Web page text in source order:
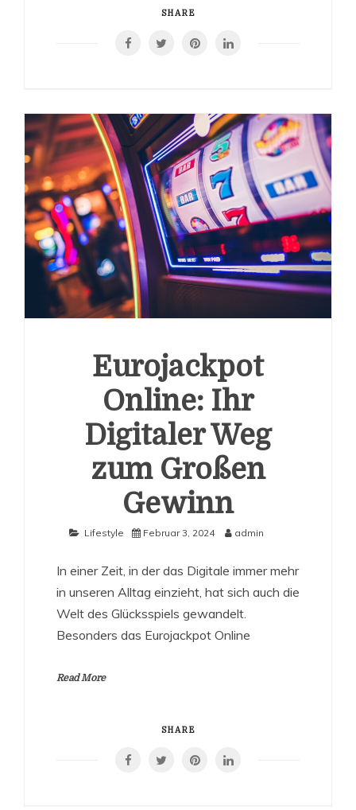
SHARE
Eurojackpot
Online: Ihr
Digitaler Weg
zum Großen
Gewinn
Lifestyle Februar 3, 2024 admin
In einer Zeit, in der das Digitale immer mehr
in unseren Alltag einzieht, hat sich auch die
Welt des Glücksspiels gewandelt.
Besonders das Eurojackpot Online
Read More
SHARE